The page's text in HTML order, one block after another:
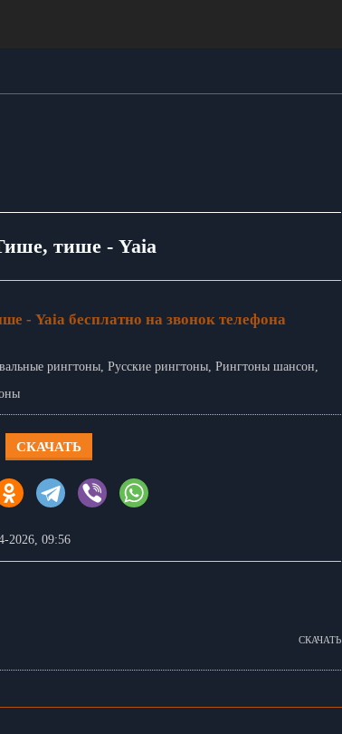
тише - Yaia
- Yaia бесплатно на звонок телефона
рингтоны, Русские рингтоны, Рингтоны шансон
СКАЧАТЬ
2026, 09:56
СКАЧАТЬ